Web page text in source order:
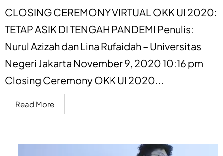
CLOSING CEREMONY VIRTUAL OKK UI 2020:
TETAP ASIK DI TENGAH PANDEMI Penulis:
Nurul Azizah dan Lina Rufaidah – Universitas
Negeri Jakarta November 9, 2020 10:16 pm
Closing Ceremony OKK UI 2020...
Read More